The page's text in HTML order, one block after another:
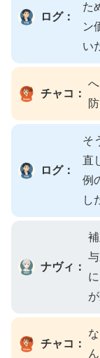
ログ：
た
ン
い
チャコ：
ログ：
そ
直
例
し
ナヴィ：
チャコ：